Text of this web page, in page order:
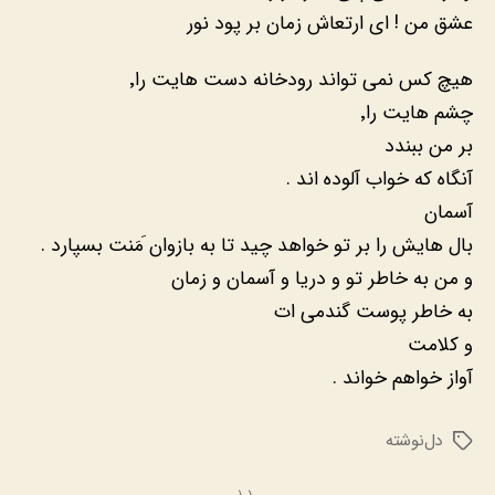
عشق من ! ای ارتعاش زمان بر پود نور
هیچ کس نمی تواند رودخانه دست هایت را٬
چشم هایت را٬
بر من ببندد
آنگاه که خواب آلوده اند .
آسمان
بال هایش را بر تو خواهد چید تا به بازوان َمَنت بسپارد .
و من به خاطر تو و دریا و آسمان و زمان
به خاطر پوست گندمی ات
و کلامت
آواز خواهم خواند .
برچسب‌ها
دل‌نوشته